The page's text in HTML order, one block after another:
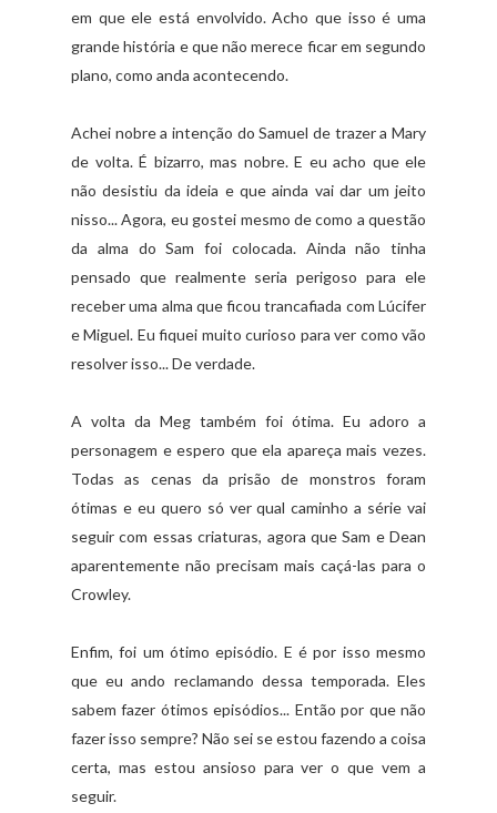
em que ele está envolvido. Acho que isso é uma
grande história e que não merece ficar em segundo
plano, como anda acontecendo.
Achei nobre a intenção do Samuel de trazer a Mary
de volta. É bizarro, mas nobre. E eu acho que ele
não desistiu da ideia e que ainda vai dar um jeito
nisso... Agora, eu gostei mesmo de como a questão
da alma do Sam foi colocada. Ainda não tinha
pensado que realmente seria perigoso para ele
receber uma alma que ficou trancafiada com Lúcifer
e Miguel. Eu fiquei muito curioso para ver como vão
resolver isso... De verdade.
A volta da Meg também foi ótima. Eu adoro a
personagem e espero que ela apareça mais vezes.
Todas as cenas da prisão de monstros foram
ótimas e eu quero só ver qual caminho a série vai
seguir com essas criaturas, agora que Sam e Dean
aparentemente não precisam mais caçá-las para o
Crowley.
Enfim, foi um ótimo episódio. E é por isso mesmo
que eu ando reclamando dessa temporada. Eles
sabem fazer ótimos episódios... Então por que não
fazer isso sempre? Não sei se estou fazendo a coisa
certa, mas estou ansioso para ver o que vem a
seguir.